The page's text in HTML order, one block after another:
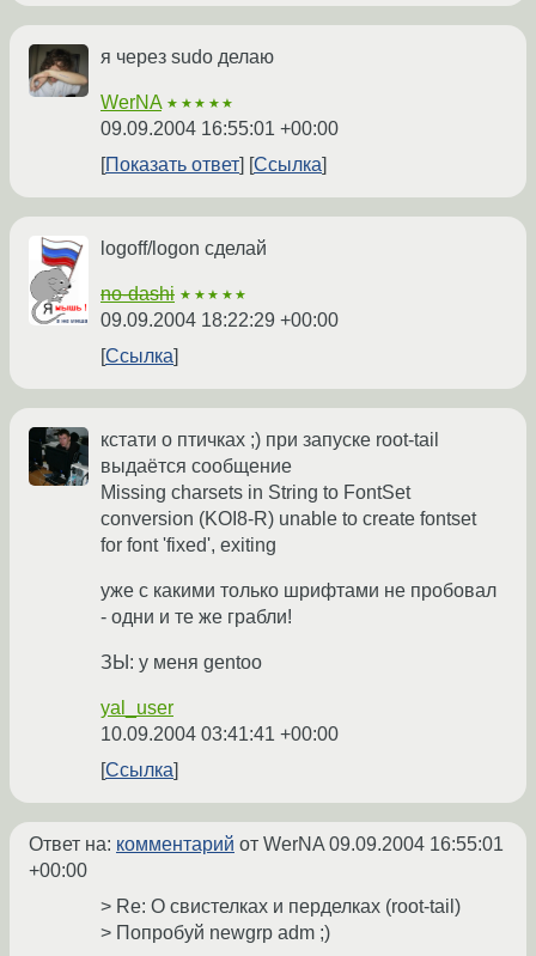
я через sudo делаю
WerNA ★★★★★
09.09.2004 16:55:01 +00:00
Показать ответ
Ссылка
logoff/logon сделай
no-dashi ★★★★★
09.09.2004 18:22:29 +00:00
Ссылка
кстати о птичках ;) при запуске root-tail
выдаётся сообщение
Missing charsets in String to FontSet
conversion (KOI8-R) unable to create fontset
for font 'fixed', exiting
уже с какими только шрифтами не пробовал
- одни и те же грабли!
ЗЫ: у меня gentoo
yal_user
10.09.2004 03:41:41 +00:00
Ссылка
Ответ на: комментарий от WerNA09.09.2004 16:55:01
+00:00
> Re: О свистелках и перделках (root-tail)
> Попробуй newgrp adm ;)